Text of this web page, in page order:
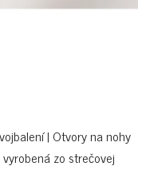
| Otvory na nohy
zo strečovej